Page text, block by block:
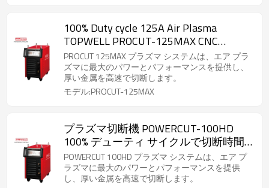
100% Duty cycle 125A Air Plasma
TOPWELL PROCUT-125MAX CNC
Plasma Cutting
PROCUT 125MAX プラズマ システムは、エア プラ
ズマに最大のパワーとパフォーマンスを提供し、
厚い金属を高速で切断します。
モデル:PROCUT-125MAX
プラズマ切断機 POWERCUT-100HD
100% デューティ サイクルで切断時間
を最大化
POWERCUT 100HD プラズマ システムは、エア プ
ラズマに最大のパワーとパフォーマンスを提供
し、厚い金属を高速で切断します。